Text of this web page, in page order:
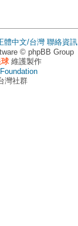
體中文/台灣 聯絡資訊
© phpBB Group
維護製作
灣社群